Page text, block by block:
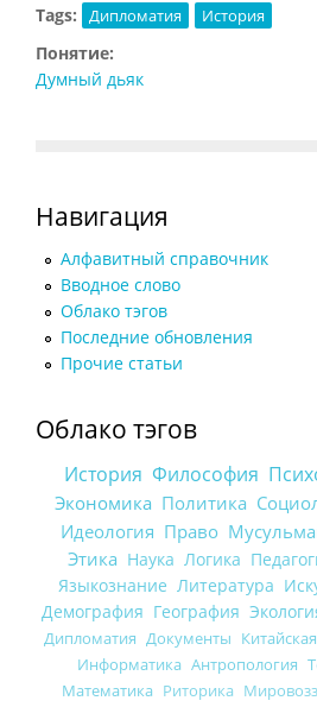
Tags: Дипломатия История
Понятие:
Думный дьяк
Навигация
Алфавитный справочник
Вводное слово
Облако тэгов
Последние обновления
Прочие статьи
Облако тэгов
История Философия
Экономика Политика
Идеология Право
Этика Наука Логика
Языкознание Литература
Демография География
Дипломатия Документы
Информатика Антропология
Математика Риторика